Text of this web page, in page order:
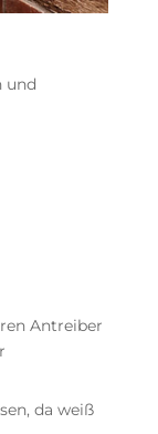
und
Antreiber
da weiß